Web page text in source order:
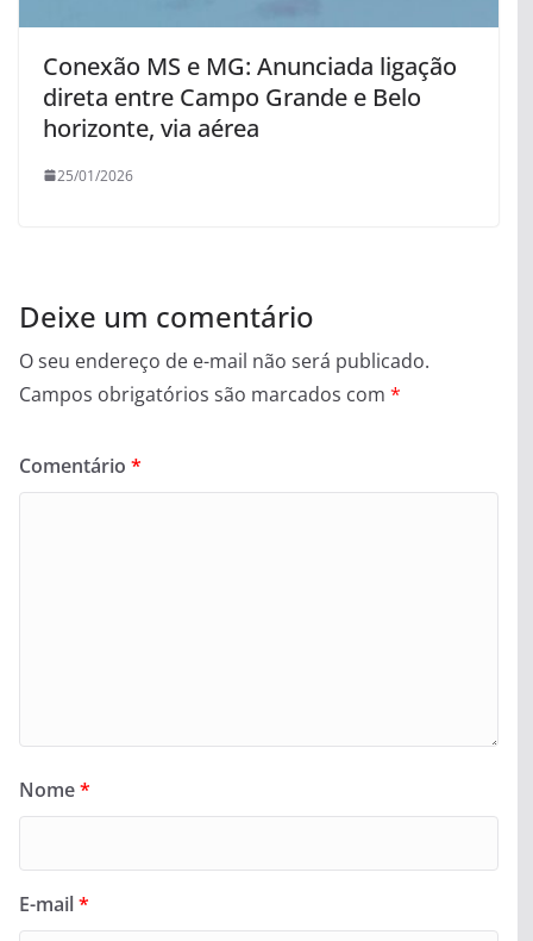
Conexão MS e MG: Anunciada ligação
direta entre Campo Grande e Belo
horizonte, via aérea
25/01/2026
Deixe um comentário
O seu endereço de e-mail não será publicado.
Campos obrigatórios são marcados com *
Comentário *
Nome*
E-mail*